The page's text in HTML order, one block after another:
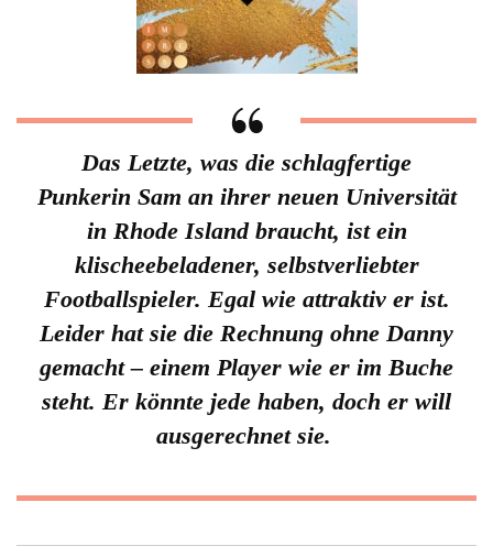
Das Letzte, was die schlagfertige
Punkerin Sam an ihrer neuen Universität
in Rhode Island braucht, ist ein
klischeebeladener, selbstverliebter
Footballspieler. Egal wie attraktiv er ist.
Leider hat sie die Rechnung ohne Danny
gemacht – einem Player wie er im Buche
steht. Er könnte jede haben, doch er will
ausgerechnet sie.